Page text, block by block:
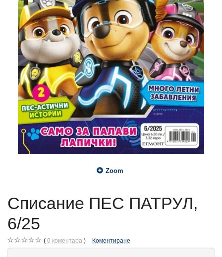
Zoom
Списание ПЕС ПАТРУЛ,
6/25
0 коментара Коментиране